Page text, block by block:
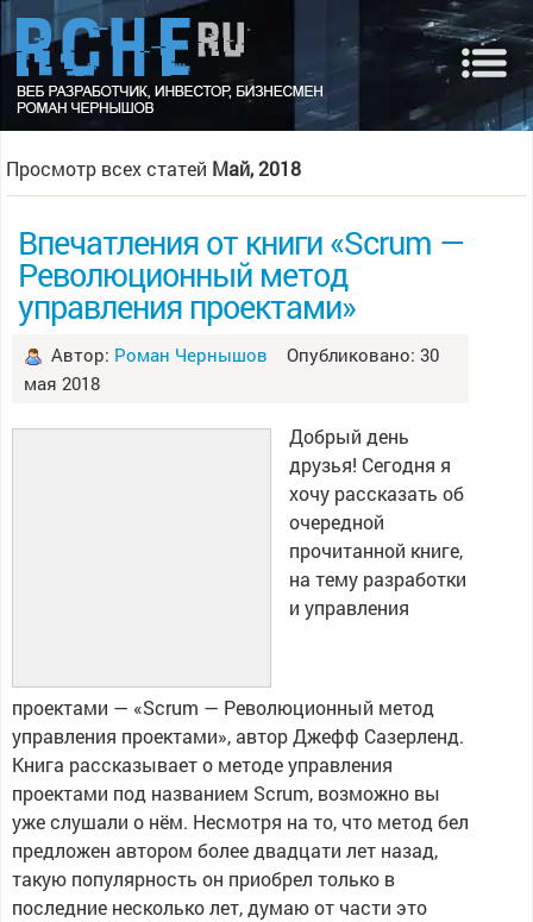
Просмотр всех статей Май, 2018
Впечатления от книги «Scrum —
Революционный метод
управления проектами»
Автор: Роман Чернышов Опубликовано: 30
мая 2018
Добрый день
друзья! Сегодня я
хочу рассказать об
очередной
прочитанной книге,
на тему разработки
и управления
проектами — «Scrum — Революционный метод
управления проектами», автор Джефф Сазерленд.
Книга рассказывает о методе управления
проектами под названием Scrum, возможно вы
уже слушали о нём. Несмотря на то, что метод бел
предложен автором более двадцати лет назад,
такую популярность он приобрел только в
последние несколько лет, думаю от части это